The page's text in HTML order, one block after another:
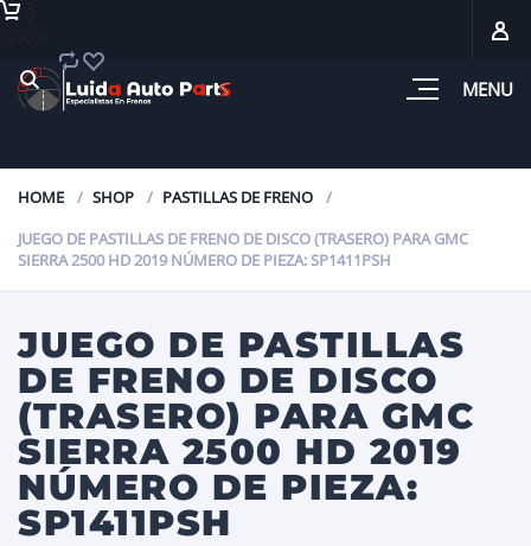
MENU
HOME SHOP
PASTILLAS DE FRENO
JUEGO DE PASTILLAS DE FRENO DE DISCO (TRASERO) PARA GMC
SIERRA 2500 HD 2019 NÚMERO DE PIEZA: SP1411PSH
JUEGO DE PASTILLAS
DE FRENO DE DISCO
(TRASERO) PARA GMC
SIERRA 2500 HD 2019
NÚMERO DE PIEZA:
SP1411PSH